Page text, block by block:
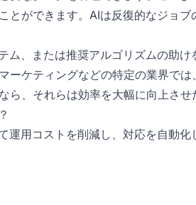
とができます。AIは反復的なジョブ
、または推奨アルゴリズムの助け
ケティングなどの特定の業界では
、それらは効率を大幅に向上させ
用コストを削減し、対応を自動化